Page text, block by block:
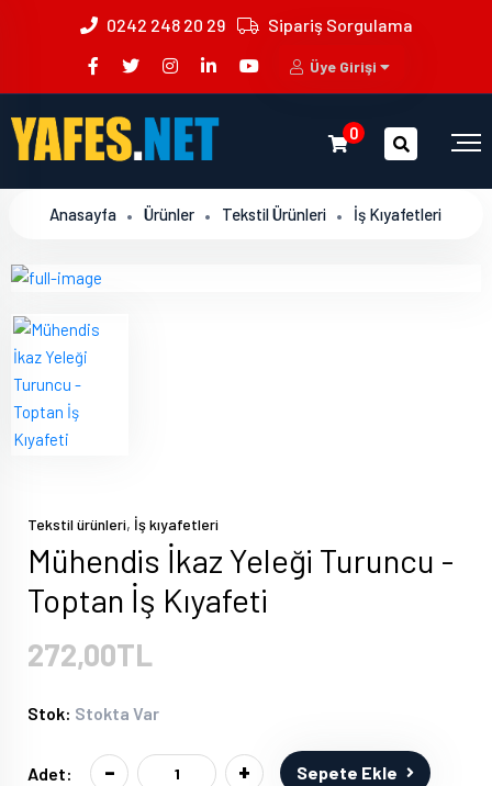
0242 248 20 29 Sipariş Sorgulama
Üye Girişi
0
Anasayfa Ürünler Tekstil Ürünleri İş Kıyafetleri
Tekstil ürünleri, İş kıyafetleri
Mühendis İkaz Yeleği Turuncu -
Toptan İş Kıyafeti
272,00TL
Stok: Stokta Var
Adet: - + Sepete Ekle